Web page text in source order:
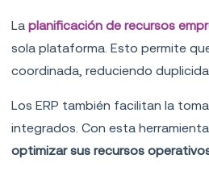
Laplanificación de recursos
sola plataforma. Esto permite
coordinada, reduciendo
Los ERP también facilitan la
integrados. Con esta
optimizar sus recursos